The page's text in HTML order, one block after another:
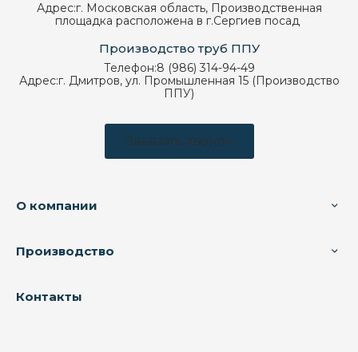
Адрес:г. Московская область, Производственная
площадка расположена в г.Сергиев посад
Производство труб ППУ
Телефон:8 (986) 314-94-49
Адрес:г. Дмитров, ул. Промышленная 15 (Производство
ППУ)
Заказать звонок
О компании
Производство
Контакты